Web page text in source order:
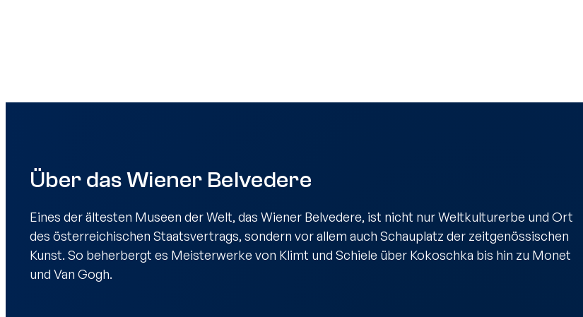
Über das Wiener Belvedere
Eines der ältesten Museen der Welt, das Wiener Belvedere, ist nicht nur Weltkulturerbe und Ort
des österreichischen Staatsvertrags, sondern vor allem auch Schauplatz der zeitgenössischen
Kunst. So beherbergt es Meisterwerke von Klimt und Schiele über Kokoschka bis hin zu Monet
und Van Gogh.